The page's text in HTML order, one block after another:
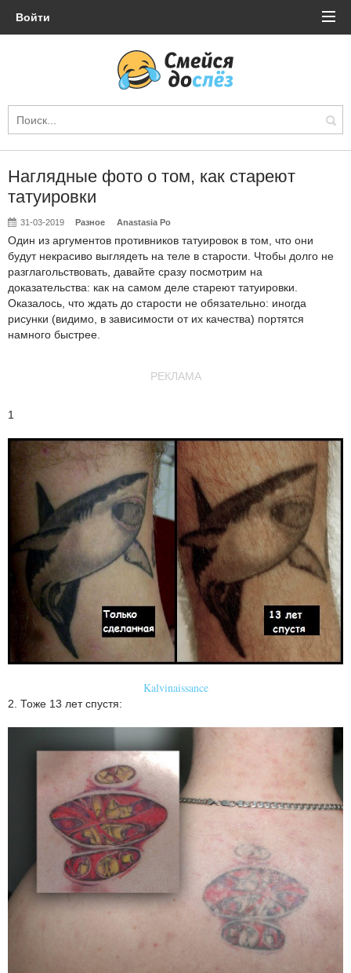
Войти
Наглядные фото о том, как стареют
татуировки
31-03-2019 Разное Anastasia Po
Один из аргументов противников татуировок в том, что они
будут некрасиво выглядеть на теле в старости. Чтобы долго не
разглагольствовать, давайте сразу посмотрим на
доказательства: как на самом деле стареют татуировки.
Оказалось, что ждать до старости не обязательно: иногда
рисунки (видимо, в зависимости от их качества) портятся
намного быстрее.
РЕКЛАМА
1
Kalvinaissance
2. Тоже 13 лет спустя: